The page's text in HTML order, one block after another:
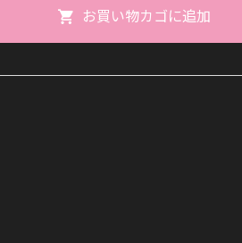
お買い物カゴに追加